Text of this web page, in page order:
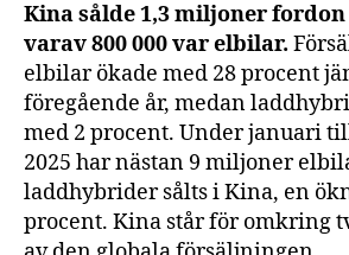
Kina sålde 1,3 miljoner fordon
varav 800 000 var elbilar.
elbilar ökade med 28 procent
föregående år, medan
med 2 procent. Under januari
2025 har nästan 9 miljoner
laddhybrider sålts i Kina, en
procent. Kina står för omkring